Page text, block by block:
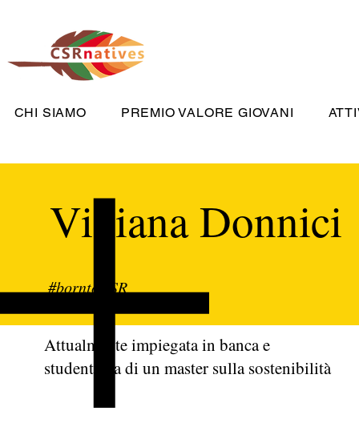
CHI SIAMO PREMIO VALORE GIOVANI
Viviana Donnici
#borntoCSR
Attualmente impiegata in banca e
studentessa di un master sulla sostenibilità